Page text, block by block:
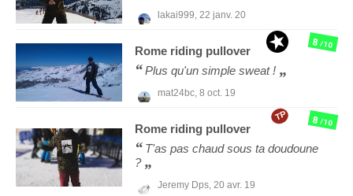
lakai999, 22 janv. 20
Rome riding pullover
Plus qu'un simple sweat !
mat24bc, 8 oct. 19
8/10
Rome riding pullover
T'as pas chaud sous ta doudoune
?
Jeremy Dps, 20 avr. 19
8/10
TP